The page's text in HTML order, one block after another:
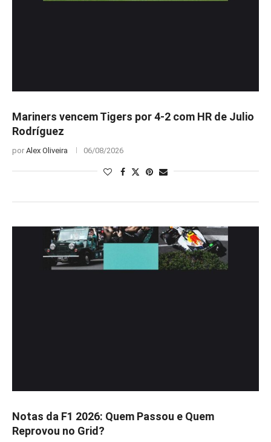
Mariners vencem Tigers por 4-2 com HR de Julio
Rodríguez
por Alex Oliveira 06/08/2026
Notas da F1 2026: Quem Passou e Quem
Reprovou no Grid?